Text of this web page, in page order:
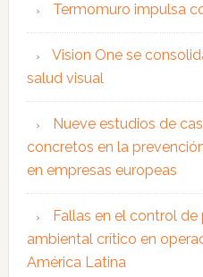
Termomuro impulsa
Vision One se
salud visual
Nueve estudios de
concretos en la
en empresas europeas
Fallas en el control de
ambiental crítico en
América Latina